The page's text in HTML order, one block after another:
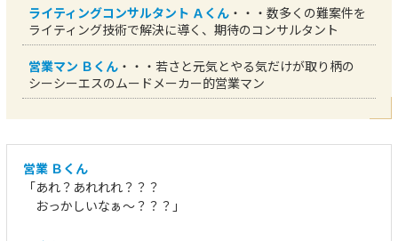
ライティングコンサルタント Ａくん ・・・数多くの難案件を
ライティング技術で解決に導く、期待のコンサルタント
営業マン Ｂくん ・・・若さと元気とやる気だけが取り柄の
シーシーエスのムードメーカー的営業マン
営業 Ｂくん
「あれ？あれれれ？？？
おっかしいなぁ～？？？」